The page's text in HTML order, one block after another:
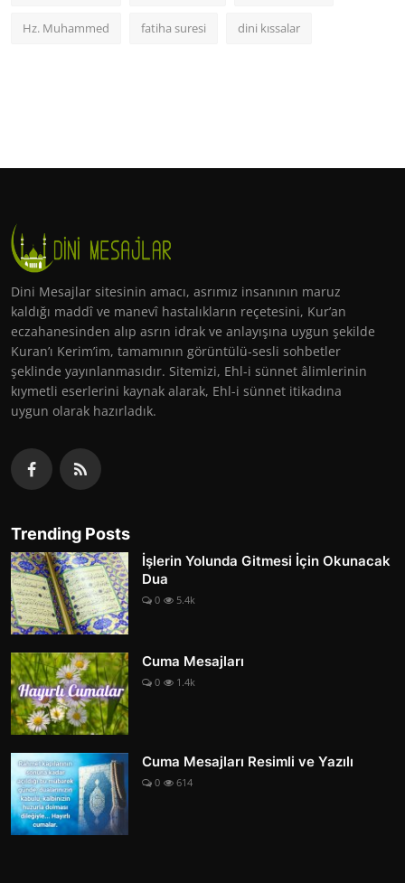
Hz. Muhammed fatiha suresi dini kıssalar
Dini Mesajlar sitesinin amacı, asrımız insanının maruz
kaldığı maddî ve manevî hastalıkların reçetesini, Kur’an
eczahanesinden alıp asrın idrak ve anlayışına uygun şekilde
Kuran’ı Kerim’im, tamamının görüntülü-sesli sohbetler
şeklinde yayınlanmasıdır. Sitemizi, Ehl-i sünnet âlimlerinin
kıymetli eserlerini kaynak alarak, Ehl-i sünnet itikadına
uygun olarak hazırladık.
Trending Posts
İşlerin Yolunda Gitmesi İçin Okunacak
Dua
0 5.4k
Cuma Mesajları
0 1.4k
Cuma Mesajları Resimli ve Yazılı
0 614